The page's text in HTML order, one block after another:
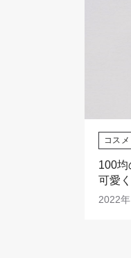
コス
100均
可愛
2022